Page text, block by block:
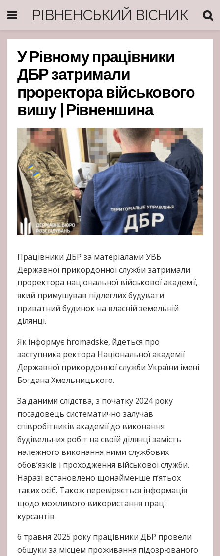
РІВНЕНСЬКИЙ ВІСНИК
У Рівному працівники
ДБР затримали
проректора військового
вишу | Рівненшина
Працівники ДБР за матеріалами УВБ
Державної прикордонної служби затримали
проректора національної військової академії,
який примушував підлеглих будувати
приватний будинок на власній земельній
ділянці.
Як інформує hromadske, йдеться про
заступника ректора Національної академії
Державної прикордонної служби України імені
Богдана Хмельницького.
За даними слідства, з початку 2024 року
посадовець систематично залучав
співробітників академії до виконання
будівельних робіт на своїй ділянці замість
належного виконання ними службових
обов’язків і проходження військової служби.
Наразі встановлено щонайменше п’ятьох
таких осіб. Також перевіряється інформація
щодо можливого використання праці
курсантів.
6 травня 2025 року працівники ДБР провели
обшуки за місцем проживання підозрюваного